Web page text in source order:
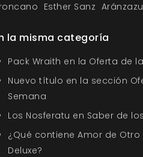
Esther Sanz
la misma categoría
Pack Wraith en la Oferta de
Nuevo título en la sección
Semana
Los Nosferatu en Saber de
¿Qué contiene Amor de Otro
Deluxe?